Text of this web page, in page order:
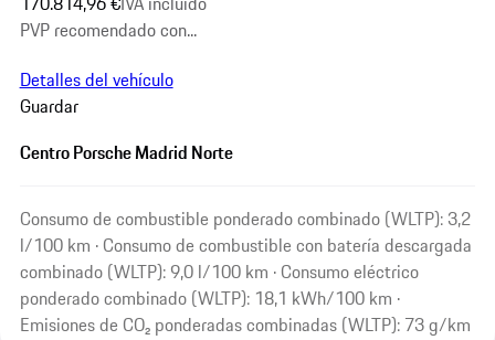
PVP recomendado con...
Detalles del vehículo
Guardar
Centro Porsche Madrid Norte
Consumo de combustible ponderado combinado (WLTP): 3,2
l/100 km · Consumo de combustible con batería descargada
combinado (WLTP): 9,0 l/100 km · Consumo eléctrico
ponderado combinado (WLTP): 18,1 kWh/100 km ·
Emisiones de CO₂ ponderadas combinadas (WLTP): 73 g/km